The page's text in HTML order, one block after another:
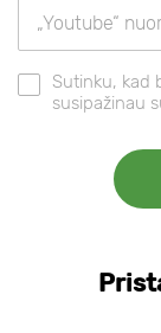
Sutinku, kad
susipažinau